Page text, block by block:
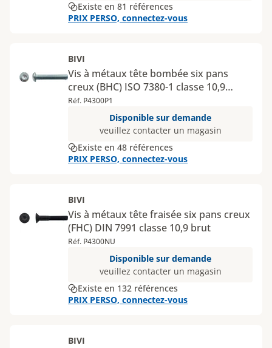
Existe en 81 références
PRIX PERSO, connectez-vous
BIVI
Vis à métaux tête bombée six pans
creux (BHC) ISO 7380-1 classe 10,9
Zingué dégazé
Réf. P4300P1
Disponible sur demande
veuillez contacter un magasin
Existe en 48 références
PRIX PERSO, connectez-vous
BIVI
Vis à métaux tête fraisée six pans creux
(FHC) DIN 7991 classe 10,9 brut
Réf. P4300NU
Disponible sur demande
veuillez contacter un magasin
Existe en 132 références
PRIX PERSO, connectez-vous
BIVI